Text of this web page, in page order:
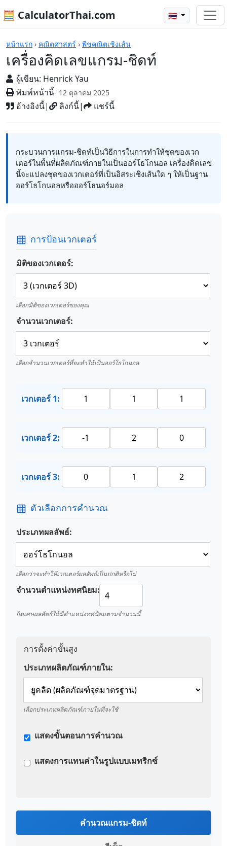
🧮 CalculatorThai.com 🇹🇭
หน้าแรก › คณิตศาสตร์ › พีชคณิตเชิงเส้น
เครื่องคิดเลขแกรม-ชิดท์
ผู้เขียน: Henrick Yau
พิมพ์หน้านี้- 12 ตุลาคม 2025
อ้างอิงนี้| ลิงก์นี้| แชร์นี้
เครื่องคิดเลข
กระบวนการแกรม-ชิดท์เป็นวิธีการในการทำให้ชุดของเวก
เตอร์ในพื้นที่ผลิตภัณฑ์ภายในเป็นออร์โธโกนอล เครื่องคิดเลข
นี้จะแปลงชุดของเวกเตอร์ที่เป็นอิสระเชิงเส้นใด ๆ ให้เป็นฐาน
ออร์โธโกนอลหรือออร์โธนอร์มอล
การป้อนเวกเตอร์
มิติของเวกเตอร์:
เลือกมิติของเวกเตอร์ของคุณ
จำนวนเวกเตอร์:
เลือกจำนวนเวกเตอร์ที่จะทำให้เป็นออร์โธโกนอล
เวกเตอร์ 1:
เวกเตอร์ 2:
เวกเตอร์ 3:
ตัวเลือกการคำนวณ
ประเภทผลลัพธ์:
เลือกว่าจะทำให้เวกเตอร์ผลลัพธ์เป็นปกติหรือไม่
จำนวนตำแหน่งทศนิยม:
ปัดเศษผลลัพธ์ให้มีตำแหน่งทศนิยมตามจำนวนนี้
การตั้งค่าขั้นสูง
ประเภทผลิตภัณฑ์ภายใน:
เลือกประเภทผลิตภัณฑ์ภายในที่จะใช้
แสดงขั้นตอนการคำนวณ
แสดงการแทนค่าในรูปแบบเมทริกซ์
คำนวณแกรม-ชิดท์